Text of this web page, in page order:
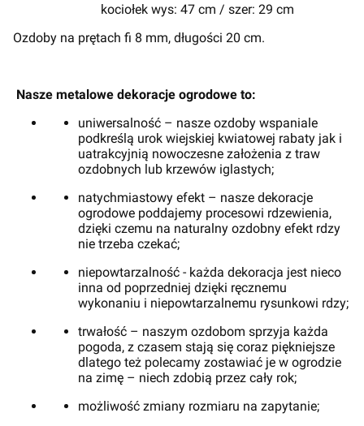
kociołek wys: 47 cm / szer: 29 cm
Ozdoby na prętach fi 8 mm, długości 20 cm.
Nasze metalowe dekoracje ogrodowe to:
uniwersalność – nasze ozdoby wspaniale
podkreślą urok wiejskiej kwiatowej rabaty jak i
uatrakcyjnią nowoczesne założenia z traw
ozdobnych lub krzewów iglastych;
natychmiastowy efekt – nasze dekoracje
ogrodowe poddajemy procesowi rdzewienia,
dzięki czemu na naturalny ozdobny efekt rdzy
nie trzeba czekać;
niepowtarzalność - każda dekoracja jest nieco
inna od poprzedniej dzięki ręcznemu
wykonaniu i niepowtarzalnemu rysunkowi rdzy;
trwałość – naszym ozdobom sprzyja każda
pogoda, z czasem stają się coraz piękniejsze
dlatego też polecamy zostawiać je w ogrodzie
na zimę – niech zdobią przez cały rok;
możliwość zmiany rozmiaru na zapytanie;